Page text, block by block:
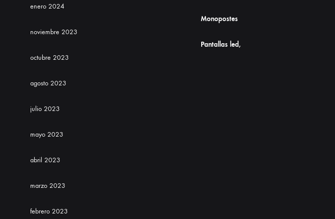
enero 2024
noviembre 2023
octubre 2023
agosto 2023
julio 2023
mayo 2023
abril 2023
marzo 2023
febrero 2023
Monopostes
Pantallas led,